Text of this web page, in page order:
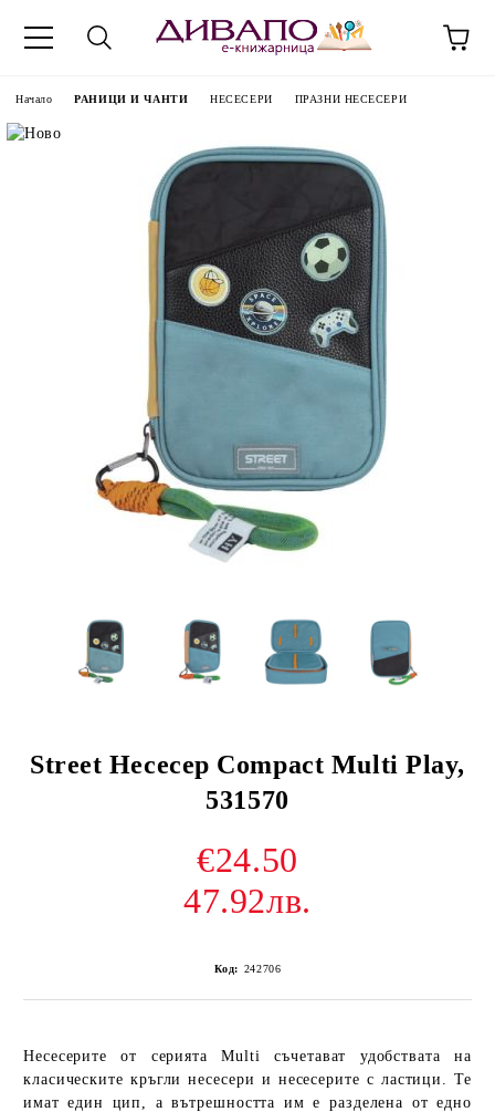
Начало РАНИЦИ И ЧАНТИ НЕСЕСЕРИ ПРАЗНИ НЕСЕСЕРИ
Street Несесер Compact Multi Play,
531570
€24.50
47.92лв.
Код: 242706
Несесерите от серията Multi съчетават удобствата на
класическите кръгли несесери и несесерите с ластици. Те
имат един цип, а вътрешността им е разделена от едно